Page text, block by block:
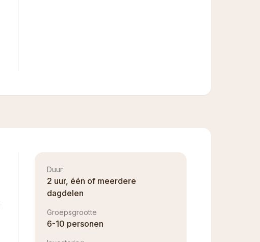
Duur
2 uur, één of meerdere
dagdelen
Groepsgrootte
6-10 personen